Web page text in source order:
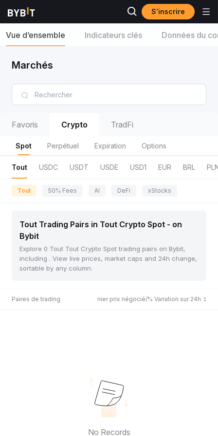
S’inscrire
Vue d’ensemble Indicateurs clés Données du
Marchés
Favoris Crypto TradFi
Spot Perpétuel Expiration Options
Tout USDC USDT USDE USD1 EUR BRL
Tout 50% Fees AI DeFi xStocks
Tout Trading Pairs in Tout Crypto Spot - on
Bybit
Explore 0 Tout Tout Crypto Spot trading pairs on Bybit,
including . View live prices, market caps and 24h change,
sortable by any column.
Paires de trading Dernier prix négocié/% Variation sur 24h
No Records